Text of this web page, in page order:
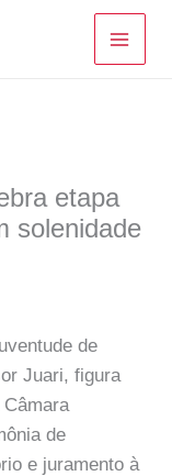
etapa
solenidade
de
Juari, figura
de
e juramento à